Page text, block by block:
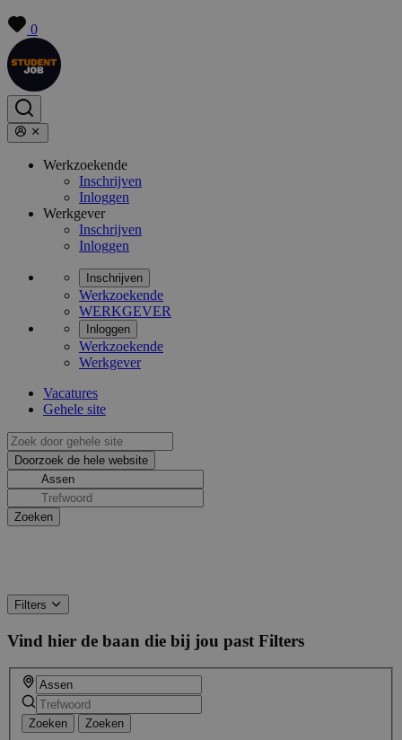
0
Werkzoekende
Inschrijven
Inloggen
Werkgever
Inschrijven
Inloggen
Inschrijven
Werkzoekende
WERKGEVER
Inloggen
Werkzoekende
Werkgever
Vacatures
Gehele site
Filters
Vind hier de baan die bij jou past Filters
Zoeken Zoeken